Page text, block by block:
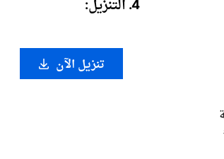
4. التنزيل:
تنزيل الآن